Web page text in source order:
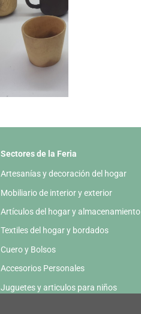
Sectores de la Feria
Artesanías y decoración del hogar
Mobiliario de interior y exterior
Artículos del hogar y almacenamiento
Textiles del hogar y bordados
Cuero y Bolsos
Accesorios Personales
Juguetes y articulos para niños